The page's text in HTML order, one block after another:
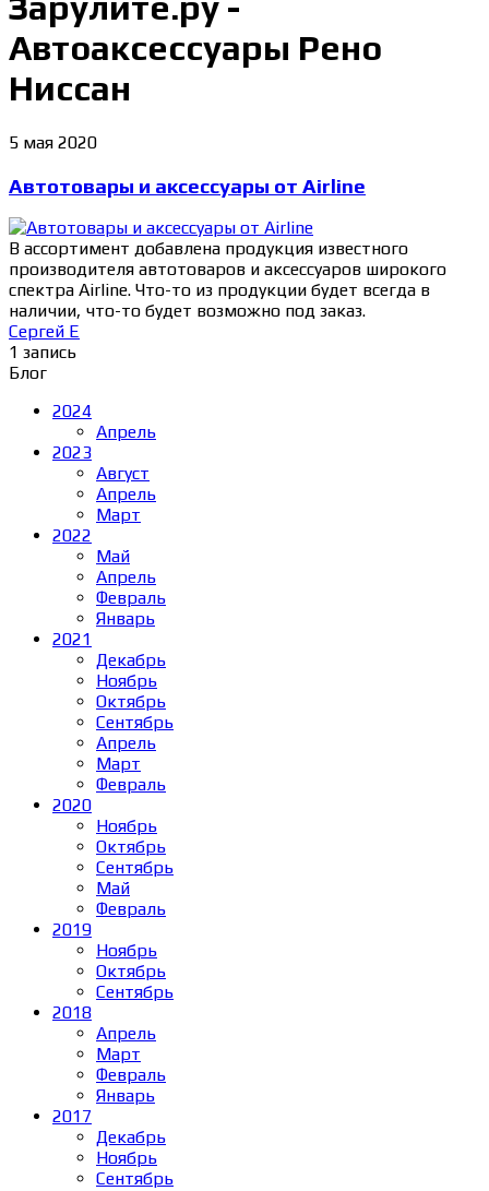
Автоаксессуары Рено
Ниссан
5 мая 2020
Автотовары и аксессуары от Airline
В ассортимент добавлена продукция известного
производителя автотоваров и аксессуаров широкого
спектра Airline. Что-то из продукции будет всегда в
наличии, что-то будет возможно под заказ.
Сергей Е
1 запись
Блог
2024
Апрель
2023
Август
Апрель
Март
2022
Май
Апрель
Февраль
Январь
2021
Декабрь
Ноябрь
Октябрь
Сентябрь
Апрель
Март
Февраль
2020
Ноябрь
Октябрь
Сентябрь
Май
Февраль
2019
Ноябрь
Октябрь
Сентябрь
2018
Апрель
Март
Февраль
Январь
2017
Декабрь
Ноябрь
Сентябрь